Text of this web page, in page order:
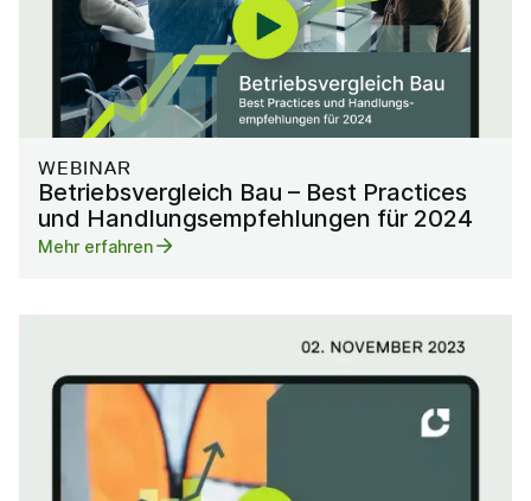
WEBINAR
Betriebsvergleich Bau – Best Practices
und Handlungsempfehlungen für 2024
Mehr erfahren